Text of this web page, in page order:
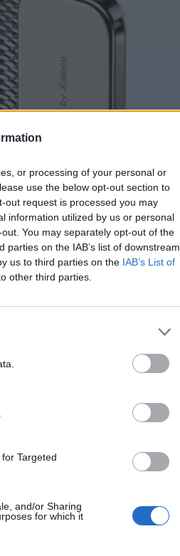
or processing of your personal or
use the below opt-out section to
out request is processed you may
information utilized by us or personal
You may separately opt-out of the
on the IAB’s list of downstream
us to third parties on the IAB’s List of
other third parties.
Targeted
and/or Sharing
for which it